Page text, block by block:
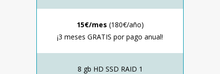
15€/mes (180€/año)
¡3 meses GRATIS por pago anual!
8 gb HD SSD RAID 1